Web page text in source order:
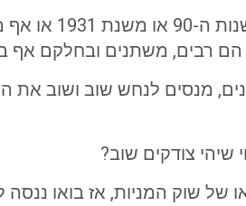
ניתן לקבוע
רבים, משתנים ובחלקם אף
מנסים לנחש שוב ושוב את
שיהי צודקים שוב?
שוק המניות, אז בואו ננסה